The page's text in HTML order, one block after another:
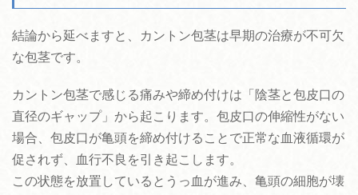
結論から延べますと、カントン包茎は早期の治療が不可欠
な包茎です。
カントン包茎で感じる痛みや締め付けは「陰茎と包皮口の
直径のギャップ」から起こります。包皮口の伸縮性がない
場合、包皮口が亀頭を締め付けることで正常な血液循環が
促されず、血行不良を引き起こします。
この状態を放置しているとうっ血が進み、亀頭の細胞が壊